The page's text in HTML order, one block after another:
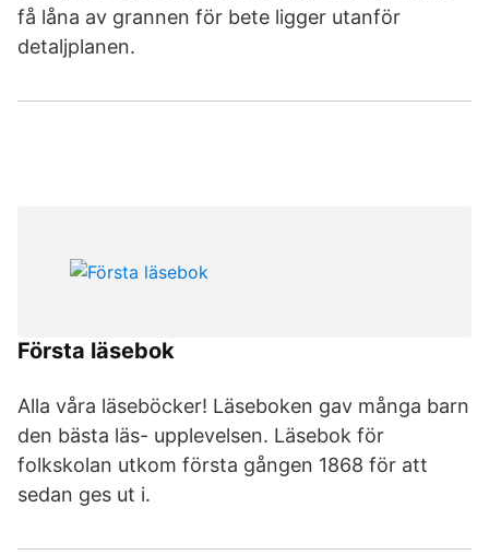
få låna av grannen för bete ligger utanför
detaljplanen.
Första läsebok
Alla våra läseböcker! Läseboken gav många barn
den bästa läs- upplevelsen. Läsebok för
folkskolan utkom första gången 1868 för att
sedan ges ut i.